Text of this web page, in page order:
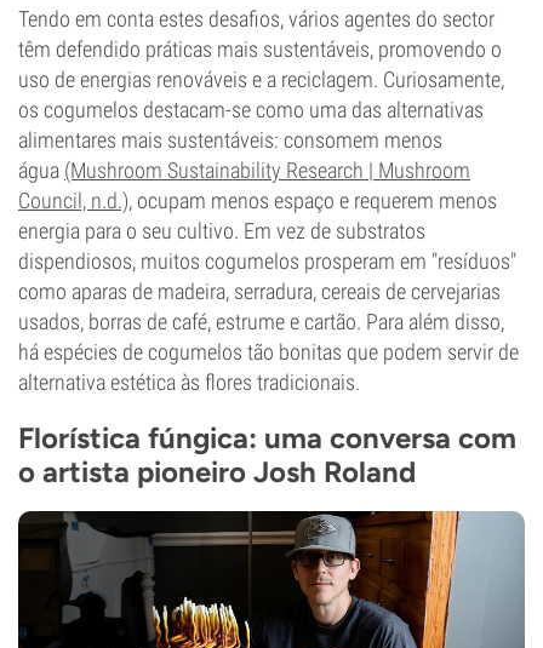
Tendo em conta estes desafios, vários agentes do sector
têm defendido práticas mais sustentáveis, promovendo o
uso de energias renováveis e a reciclagem. Curiosamente,
os cogumelos destacam-se como uma das alternativas
alimentares mais sustentáveis: consomem menos
água (Mushroom Sustainability Research | Mushroom
Council, n.d.), ocupam menos espaço e requerem menos
energia para o seu cultivo. Em vez de substratos
dispendiosos, muitos cogumelos prosperam em "resíduos"
como aparas de madeira, serradura, cereais de cervejarias
usados, borras de café, estrume e cartão. Para além disso,
há espécies de cogumelos tão bonitas que podem servir de
alternativa estética às flores tradicionais.
Florística fúngica: uma conversa com
o artista pioneiro Josh Roland